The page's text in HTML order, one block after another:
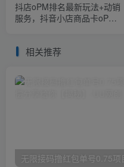
抖店oPM排名最新玩法+动销
服务，抖音小店商品卡oPM
相关推荐